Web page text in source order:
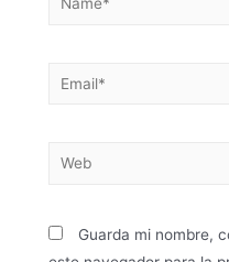
Guarda mi nombre,